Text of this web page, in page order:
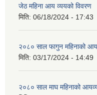
जेठ महिना आय व्ययको विवरण
मिति: 06/18/2024 - 17:43
२०८० साल फागुन महिनाको
मिति: 03/17/2024 - 14:49
२०८० साल माघ महिनाको